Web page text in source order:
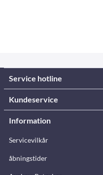
Service hotline
Kundeservice
Information
Servicevilkår
åbningstider